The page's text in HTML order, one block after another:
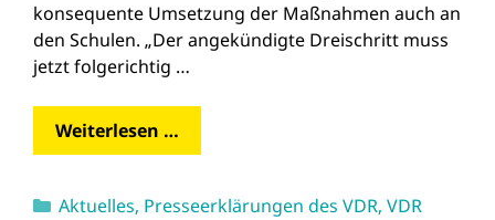
konsequente Umsetzung der Maßnahmen auch an
den Schulen. „Der angekündigte Dreischritt muss
jetzt folgerichtig …
Weiterlesen …
Kategorien
Aktuelles, Presseerklärungen des VDR, VDR